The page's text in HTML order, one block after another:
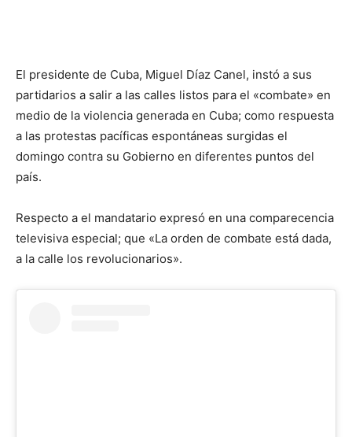
El presidente de Cuba, Miguel Díaz Canel, instó a sus
partidarios a salir a las calles listos para el «combate» en
medio de la violencia generada en Cuba; como respuesta
a las protestas pacíficas espontáneas surgidas el
domingo contra su Gobierno en diferentes puntos del
país.
Respecto a el mandatario expresó en una comparecencia
televisiva especial; que «La orden de combate está dada,
a la calle los revolucionarios».